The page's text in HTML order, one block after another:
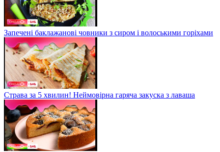
Запечені баклажанові човники з сиром і волоськими горіхами
Страва за 5 хвилин! Неймовірна гаряча закуска з лаваша